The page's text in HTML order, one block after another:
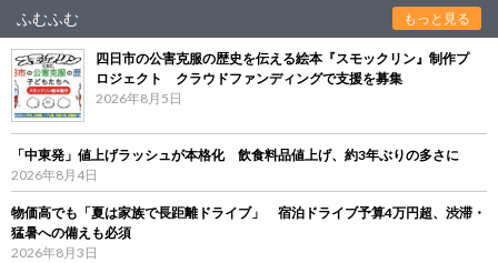
ふむふむ もっと見る
四日市の公害克服の歴史を伝える絵本『スモックリン』制作プ
ロジェクト クラウドファンディングで支援を募集
2026年8月5日
「中東発」値上げラッシュが本格化 飲食料品値上げ、約3年ぶりの多さに
2026年8月4日
物価高でも「夏は家族で長距離ドライブ」 宿泊ドライブ予算4万円超、渋滞・
猛暑への備えも必須
2026年8月3日